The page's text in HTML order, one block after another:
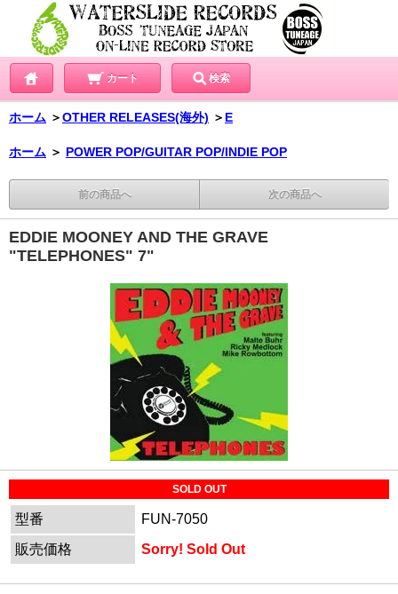
カート 検索
ホーム ＞OTHER RELEASES(海外) ＞ E
ホーム ＞ POWER POP/GUITAR POP/INDIE POP
前の商品へ 次の商品へ
EDDIE MOONEY AND THE GRAVE
"TELEPHONES" 7"
SOLD OUT
型番
FUN-7050
販売価格
Sorry! Sold Out